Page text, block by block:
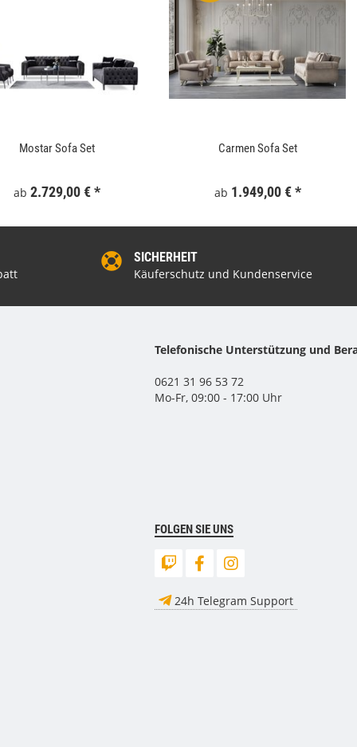
Mostar Sofa Set
ab 2.729,00 € *
Carmen Sofa Set
ab 1.949,00 € *
SICHERHEIT
Käuferschutz und Kundenservice
Telefonische Unterstützung und
0621 31 96 53 72
Mo-Fr, 09:00 - 17:00 Uhr
FOLGEN SIE UNS
24h Telegram Support